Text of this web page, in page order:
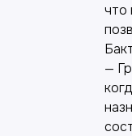
что
—